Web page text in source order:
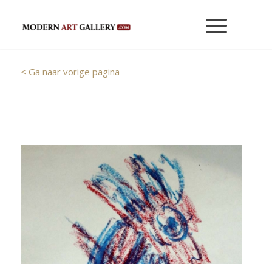
< Ga naar vorige pagina